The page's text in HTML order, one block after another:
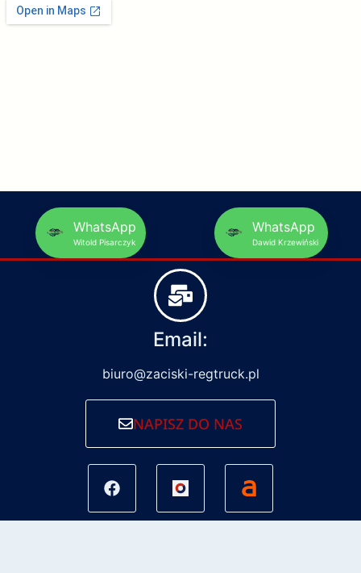
WhatsApp
Witold Pisarczyk
WhatsApp
Dawid Krzewiński
Email:
biuro@zaciski-regtruck.pl
NAPISZ DO NAS